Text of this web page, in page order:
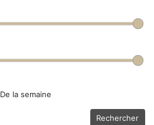
De la semaine
Rechercher